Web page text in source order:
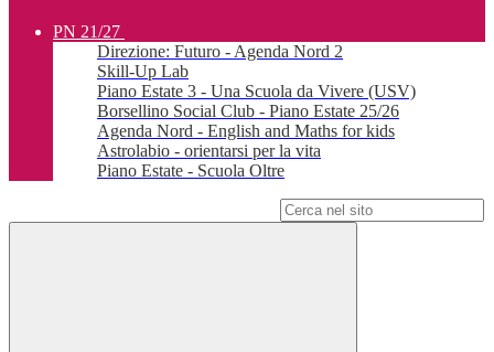
PN 21/27
Direzione: Futuro - Agenda Nord 2
Skill-Up Lab
Piano Estate 3 - Una Scuola da Vivere (USV)
Borsellino Social Club - Piano Estate 25/26
Agenda Nord - English and Maths for kids
Astrolabio - orientarsi per la vita
Piano Estate - Scuola Oltre